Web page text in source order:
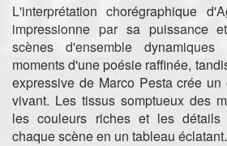
L'interprétation chorégraphique
impressionne par sa puissance
scènes d'ensemble
moments d'une poésie raffinée,
expressive de Marco Pesta crée un
vivant. Les tissus somptueux des
les couleurs riches et les détails
chaque scène en un tableau éclatant.